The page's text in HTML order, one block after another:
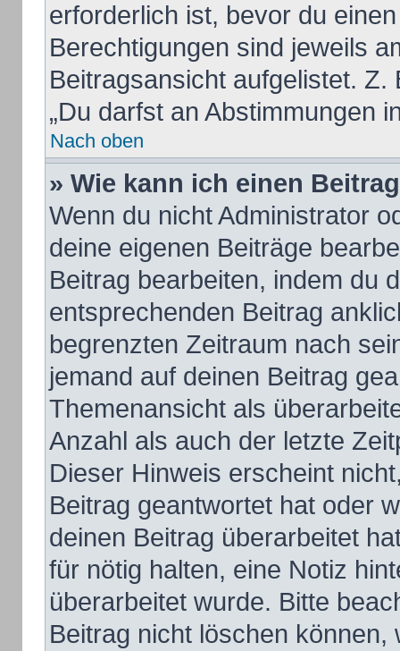
erforderlich ist, bevor du
Berechtigungen sind jeweils
Beitragsansicht aufgelistet. Z.
„Du darfst an Abstimmungen
Nach oben
» Wie kann ich einen
Wenn du nicht Administrator
deine eigenen Beiträge
Beitrag bearbeiten, indem du
entsprechenden Beitrag
begrenzten Zeitraum nach
jemand auf deinen Beitrag
Themenansicht als
Anzahl als auch der letzte
Dieser Hinweis erscheint
Beitrag geantwortet hat oder
deinen Beitrag überarbeitet
für nötig halten, eine Notiz
überarbeitet wurde. Bitte
Beitrag nicht löschen